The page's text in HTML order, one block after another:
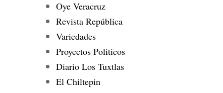
Oye Veracruz
Revista República
Variedades
Proyectos Politicos
Diario Los Tuxtlas
El Chiltepin